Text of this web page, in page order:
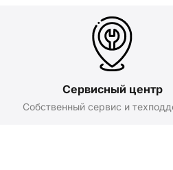
Сервисный центр
Собственный сервис и